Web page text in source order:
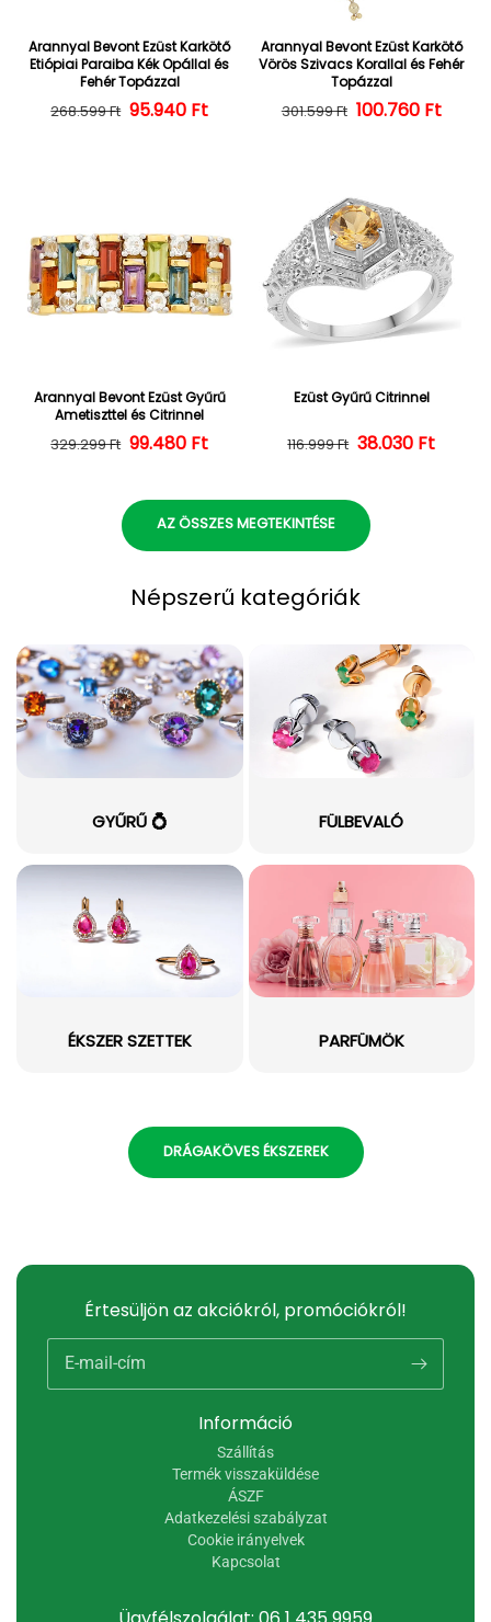
Arannyal Bevont Ezüst Karkötő
Etiópiai Paraiba Kék Opállal és
Fehér Topázzal
Normál ár
268.599 Ft Kedvezményes ár
95.940 Ft
Arannyal Bevont Ezüst Karkötő
Vörös Szivacs Korallal és Fehér
Topázzal
Normál ár
301.599 Ft 100.760 Ft
Arannyal Bevont Ezüst Gyűrű
Ametiszttel és Citrinnel
Normál ár
329.299 Ft Kedvezményes ár
99.480 Ft
Ezüst Gyűrű Citrinnel
Normál ár
116.999 Ft 38.030 Ft
AZ ÖSSZES MEGTEKINTÉSE
Népszerű kategóriák
GYŰRŰ 💍 FÜLBEVALÓ
ÉKSZER SZETTEK PARFÜMÖK
DRÁGAKÖVES ÉKSZEREK
Információ
Szállítás
Termék visszaküldése
ÁSZF
Adatkezelési szabályzat
Cookie irányelvek
Kapcsolat
Értesüljön az akciókról, promóciókról!
E-mail-cím